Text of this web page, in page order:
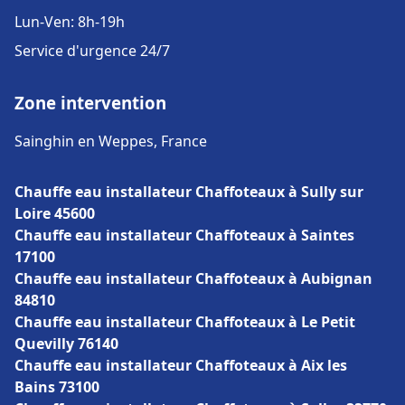
Lun-Ven: 8h-19h
Service d'urgence 24/7
Zone intervention
Sainghin en Weppes, France
Chauffe eau installateur Chaffoteaux à Sully sur
Loire 45600
Chauffe eau installateur Chaffoteaux à Saintes
17100
Chauffe eau installateur Chaffoteaux à Aubignan
84810
Chauffe eau installateur Chaffoteaux à Le Petit
Quevilly 76140
Chauffe eau installateur Chaffoteaux à Aix les
Bains 73100